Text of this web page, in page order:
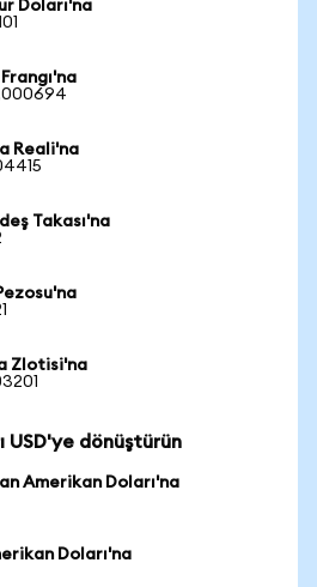
Doları'na
Reali'na
Takası'na
Zlotisi'na
USD'ye dönüştürün
Amerikan Doları'na
Doları'na